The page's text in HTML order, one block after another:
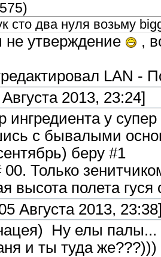
)
сто два нуля возьму
не утверждение ,
LAN -
Августа 2013, 23:24]
ингредиента у
с бывалыми
беру #1
Только
высота полета гуся
Августа 2013,
Ну елы палы...
и ты туда же???)))